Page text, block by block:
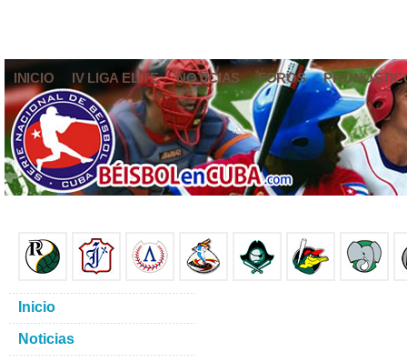
INICIO IV LIGA ELITE NOTICIAS FOROS
Inicio
Noticias